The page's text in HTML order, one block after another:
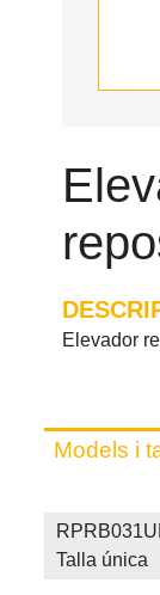
Elevador
Models i
Talla única